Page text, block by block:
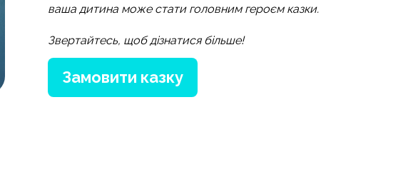
ваша дитина може стати головним героєм казки.
Звертайтесь, щоб дізнатися більше!
Замовити казку